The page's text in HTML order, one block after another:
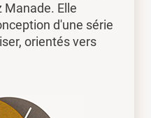
Elle
d'une série
orientés vers